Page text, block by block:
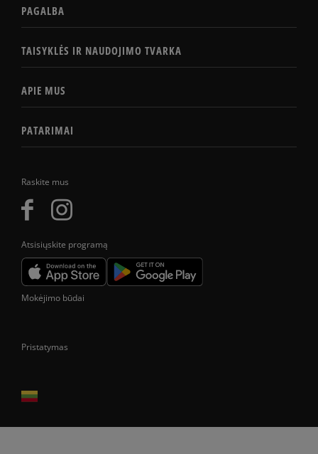
Raskite mus
Atsisiųskite programą
PAGALBA
TAISYKLĖS IR NAUDOJIMO TVARKA
APIE MUS
PATARIMAI
Mokėjimo būdai
Pristatymas